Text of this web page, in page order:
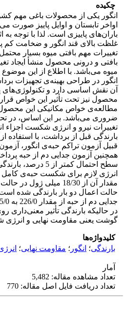
چکیده
انگور یکی از محصولات باغی مهم
اواخر تابستان و اوایل پاییز صورت
باران‌های پاییزی است. لذا با توجه به
غلظت بالای قند انگور و ضخامت کم
تغییرات مهم بافتی میوه بسیار
بافتی و درونی محصول منشأ ایجاد
میوه می‌باشد. با اطلاع از این
انگور در طراحی بهینه‌ی تجهیزات
آن نقش اساسی دارد و
محصول نیز تحت تأثیر این خواص
مطالعه‌ی خواص مکانیکی این محصول
ضروری می‌باشد. بر‌ این اساس، در
تغییرات نیرو و انرژی شکست اجزاء
بارندگی قبل از برداشت، با استفاده
قبیل آزمون تراکم حبه‌ی ‌انگور،
همچنین آزمون جدایی دم از حبه
سطح احتمال کمتر‌ از 5
انرژی لازم برای شکست حبه‌ی کامل
حالت اعمال دو بار بارندگی شده
در حالیکه بارندگی تأثیر معنی‌داری
گوشت یعنی مقاومت نهایی و انرژی
کلیدواژه‌ها
بارندگی؛ انگور ؛ مقاومت نهایی؛
آمار
تعداد مشاهده مقاله: 5,482
تعداد دریافت فایل اصل مقاله: 770